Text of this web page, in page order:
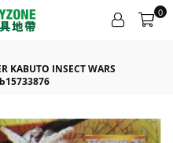
0
KABUTO INSECT WARS